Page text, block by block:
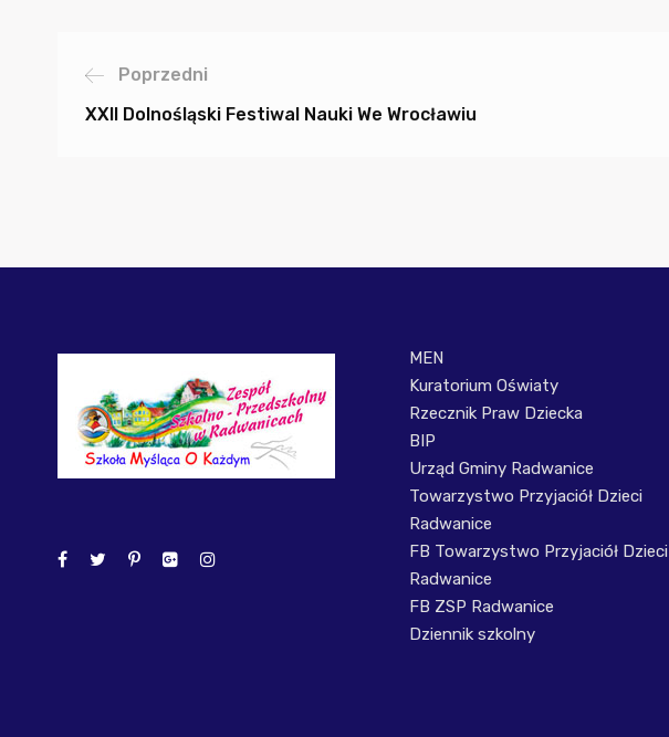
Poprzedni
XXII Dolnośląski Festiwal Nauki We Wrocławiu
MEN
Kuratorium Oświaty
Rzecznik Praw Dziecka
BIP
Urząd Gminy Radwanice
Towarzystwo Przyjaciół Dzieci
Radwanice
FB Towarzystwo Przyjaciół Dzieci
Radwanice
FB ZSP Radwanice
Dziennik szkolny